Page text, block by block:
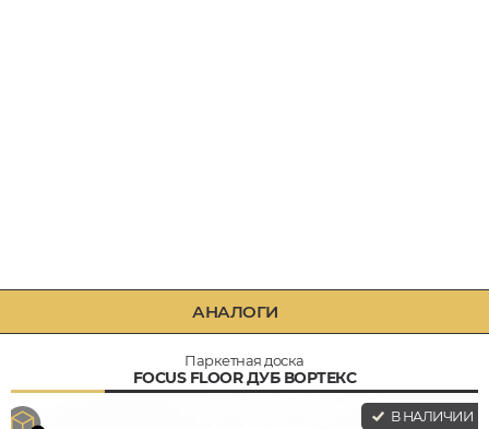
АНАЛОГИ
Паркетная доска
FOCUS FLOOR ДУБ ВОРТЕКС
В НАЛИЧИИ